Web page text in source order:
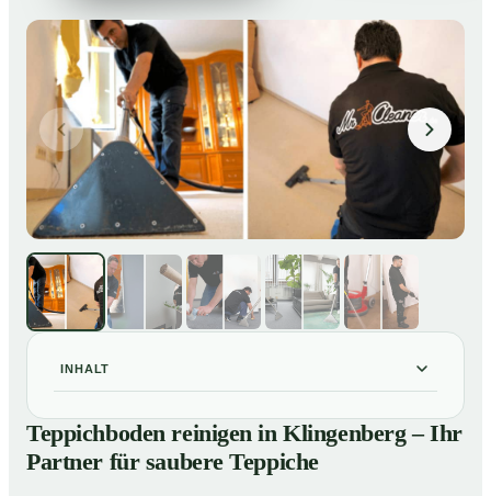
INHALT
01Teppichboden reinigen in Klingenberg – Ihr Partner für
saubere Teppiche
Unsere Leistungen beim Teppichboden reinigen in
Teppichboden reinigen in Klingenberg – Ihr
Partner für saubere Teppiche